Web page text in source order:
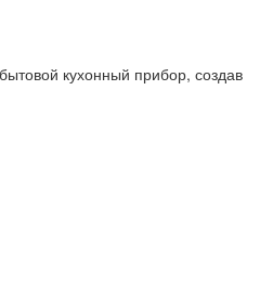
кухонный прибор, создав